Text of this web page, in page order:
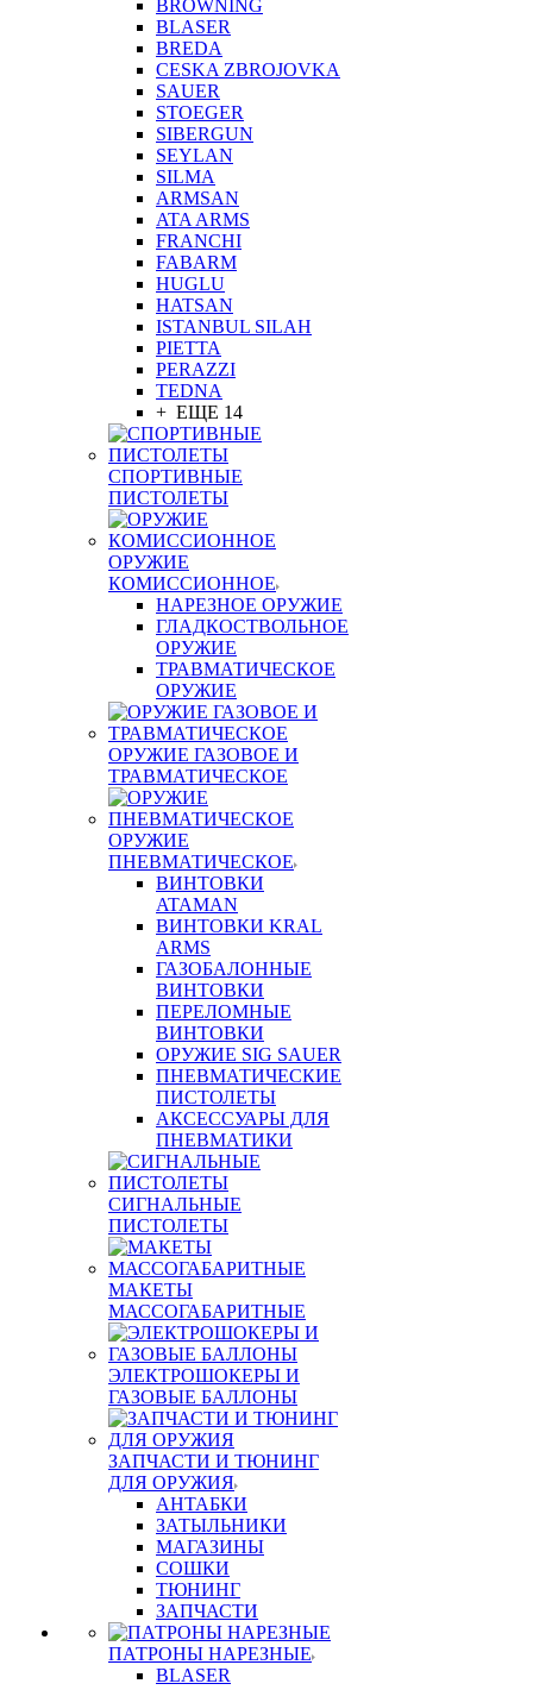
BROWNING
BLASER
BREDA
CESKA ZBROJOVKA
SAUER
STOEGER
SIBERGUN
SEYLAN
SILMA
ARMSAN
ATA ARMS
FRANCHI
FABARM
HUGLU
HATSAN
ISTANBUL SILAH
PIETTA
PERAZZI
TEDNA
+ ЕЩЕ 14
СПОРТИВНЫЕ
ПИСТОЛЕТЫ
ОРУЖИЕ
КОМИССИОННОЕ
НАРЕЗНОЕ ОРУЖИЕ
ГЛАДКОСТВОЛЬНОЕ
ОРУЖИЕ
ТРАВМАТИЧЕСКОЕ
ОРУЖИЕ
ОРУЖИЕ ГАЗОВОЕ И
ТРАВМАТИЧЕСКОЕ
ОРУЖИЕ
ПНЕВМАТИЧЕСКОЕ
ВИНТОВКИ
ATAMAN
ВИНТОВКИ KRAL
ARMS
ГАЗОБАЛОННЫЕ
ВИНТОВКИ
ПЕРЕЛОМНЫЕ
ВИНТОВКИ
ОРУЖИЕ SIG SAUER
ПНЕВМАТИЧЕСКИЕ
ПИСТОЛЕТЫ
АКСЕССУАРЫ ДЛЯ
ПНЕВМАТИКИ
СИГНАЛЬНЫЕ
ПИСТОЛЕТЫ
МАКЕТЫ
МАССОГАБАРИТНЫЕ
ЭЛЕКТРОШОКЕРЫ И
ГАЗОВЫЕ БАЛЛОНЫ
ЗАПЧАСТИ И ТЮНИНГ
ДЛЯ ОРУЖИЯ
АНТАБКИ
ЗАТЫЛЬНИКИ
МАГАЗИНЫ
СОШКИ
ТЮНИНГ
ЗАПЧАСТИ
ПАТРОНЫ НАРЕЗНЫЕ
BLASER